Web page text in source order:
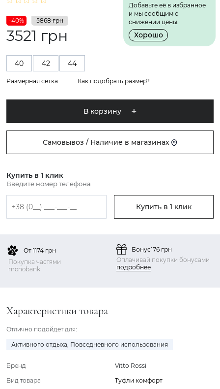
Добавьте её в избранное
и мы сообщим о
снижении цены.
Хорошо
-40% 5868 грн
3521 грн
40 42 44
Размерная сетка Как подобрать размер?
В корзину
Самовывоз / Наличие в магазинах
Купить в 1 клик
Введите номер телефона
Купить в 1 клик
От 1174 грн
Покупка частями
monobank
Бонус176 грн
Оплачивай покупки бонусами
подробнее
Характеристики товара
Отлично подойдет для:
Активного отдыха, Повседневного использования
Бренд
Vitto Rossi
Вид товара
Туфли комфорт